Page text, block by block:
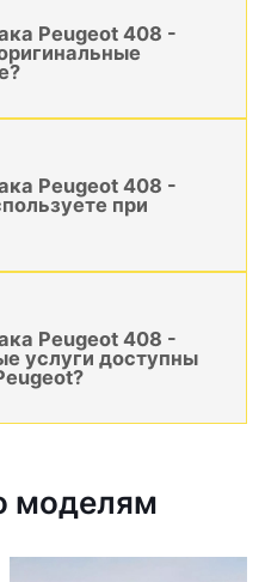
Peugeot 408 -
Peugeot 408 -
при
Peugeot 408 -
услуги доступны
моделям